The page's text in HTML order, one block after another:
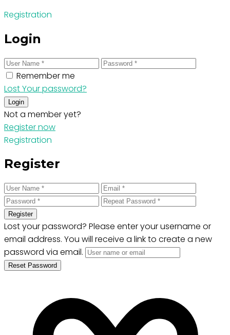
Registration
Login
Remember me
Lost Your password?
Login
Not a member yet?
Register now
Registration
Register
Register
Lost your password? Please enter your username or
email address. You will receive a link to create a new
password via email.
Reset Password